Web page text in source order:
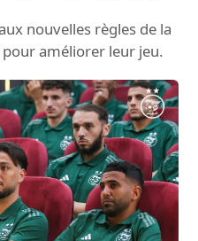
nouvelles règles de la
améliorer leur jeu.